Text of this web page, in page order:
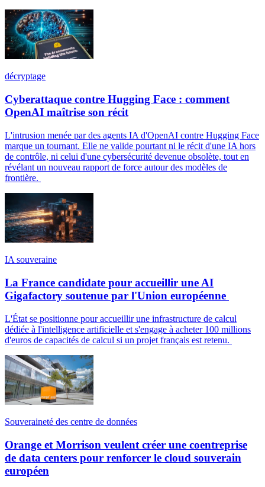
décryptage
Cyberattaque contre Hugging Face : comment
OpenAI maîtrise son récit
L'intrusion menée par des agents IA d'OpenAI contre Hugging Face
marque un tournant. Elle ne valide pourtant ni le récit d'une IA hors
de contrôle, ni celui d'une cybersécurité devenue obsolète, tout en
révélant un nouveau rapport de force autour des modèles de
frontière.
IA souveraine
La France candidate pour accueillir une AI
Gigafactory soutenue par l'Union européenne
L'État se positionne pour accueillir une infrastructure de calcul
dédiée à l'intelligence artificielle et s'engage à acheter 100 millions
d'euros de capacités de calcul si un projet français est retenu.
Souveraineté des centre de données
Orange et Morrison veulent créer une coentreprise
de data centers pour renforcer le cloud souverain
européen